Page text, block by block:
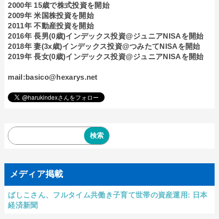
2000年 15歳で株式投資を開始
2009年 米国株投資を開始
2011年 不動産投資を開始
2016年 長男(0歳)インデックス投資@ジュニアNISAを開始
2018年 妻(3x歳)インデックス投資@つみたてNISAを開始
2019年 長女(0歳)インデックス投資@ジュニアNISAを開始
mail:basico@hexarys.net
メディア掲載
ばしこさん、フルタイム共働き子育て世帯の資産運用: 日本
経済新聞